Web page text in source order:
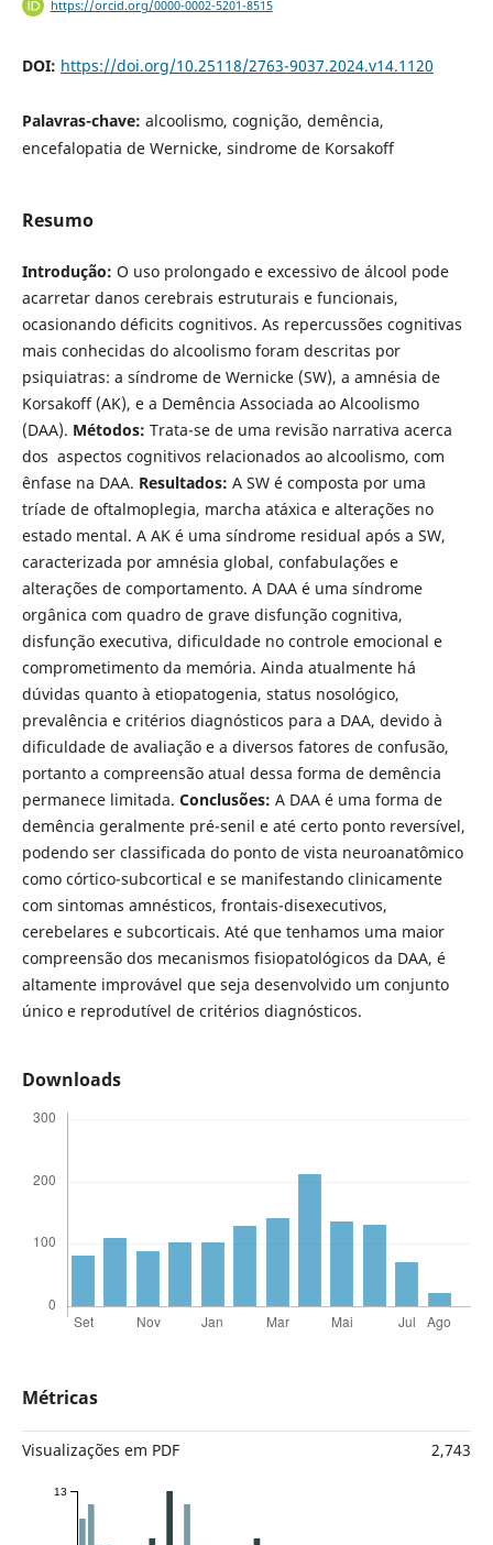
https://orcid.org/0000-0002-5201-8515
DOI: https://doi.org/10.25118/2763-9037.2024.v14.1120
Palavras-chave: alcoolismo, cognição, demência,
encefalopatia de Wernicke, sindrome de Korsakoff
Resumo
Introdução: O uso prolongado e excessivo de álcool pode
acarretar danos cerebrais estruturais e funcionais,
ocasionando déficits cognitivos. As repercussões cognitivas
mais conhecidas do alcoolismo foram descritas por
psiquiatras: a síndrome de Wernicke (SW), a amnésia de
Korsakoff (AK), e a Demência Associada ao Alcoolismo
(DAA). Métodos: Trata-se de uma revisão narrativa acerca
dos aspectos cognitivos relacionados ao alcoolismo, com
ênfase na DAA. Resultados: A SW é composta por uma
tríade de oftalmoplegia, marcha atáxica e alterações no
estado mental. A AK é uma síndrome residual após a SW,
caracterizada por amnésia global, confabulações e
alterações de comportamento. A DAA é uma síndrome
orgânica com quadro de grave disfunção cognitiva,
disfunção executiva, dificuldade no controle emocional e
comprometimento da memória. Ainda atualmente há
dúvidas quanto à etiopatogenia, status nosológico,
prevalência e critérios diagnósticos para a DAA, devido à
dificuldade de avaliação e a diversos fatores de confusão,
portanto a compreensão atual dessa forma de demência
permanece limitada. Conclusões: A DAA é uma forma de
demência geralmente pré-senil e até certo ponto reversível,
podendo ser classificada do ponto de vista neuroanatômico
como córtico-subcortical e se manifestando clinicamente
com sintomas amnésticos, frontais-disexecutivos,
cerebelares e subcorticais. Até que tenhamos uma maior
compreensão dos mecanismos fisiopatológicos da DAA, é
altamente improvável que seja desenvolvido um conjunto
único e reprodutível de critérios diagnósticos.
Downloads
Métricas
Visualizações em PDF 2,743
13